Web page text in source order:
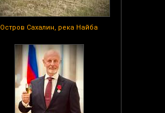
Остров Сахалин, река Найба